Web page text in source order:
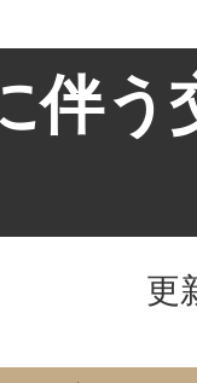
伴う
更